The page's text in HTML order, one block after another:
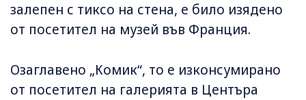
залепен с тиксо на стена, е било изядено
от посетител на музей във Франция.
Озаглавено „Комик“, то е изконсумирано
от посетител на галерията в Центъра